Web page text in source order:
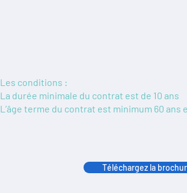
Les conditions :
La durée minimale du contrat est de 10 ans
L’âge terme du contrat est minimum 60 ans
Téléchargez la